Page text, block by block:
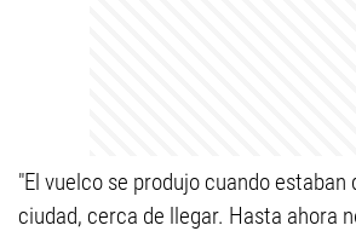
"El vuelco se produjo cuando estaban
ciudad, cerca de llegar. Hasta ahora